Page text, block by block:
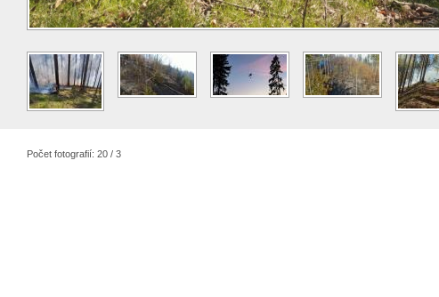
Počet fotografií: 20 / 3